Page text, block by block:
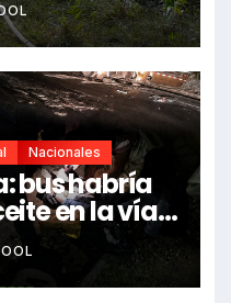
de joven